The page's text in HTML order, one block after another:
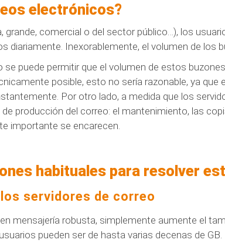
electrónicos?
grande, comercial o del sector público…), los
diariamente. Inexorablemente, el volumen de los
puede permitir que el volumen de estos
posible, esto no sería razonable, ya que
Por otro lado, a medida que los
producción del correo: el mantenimiento, las
importante se encarecen.
habituales para resolver
servidores de correo
mensajería robusta, simplemente aumente el
pueden ser de hasta varias decenas de GB.